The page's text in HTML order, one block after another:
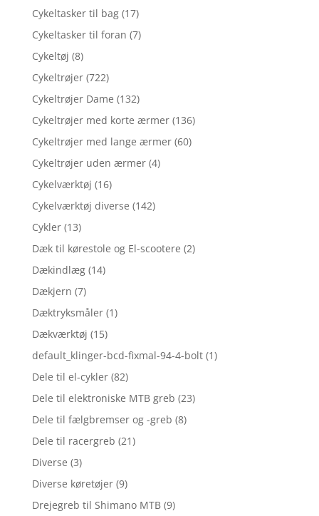
Cykeltasker til bag (17)
Cykeltasker til foran (7)
Cykeltøj (8)
Cykeltrøjer (722)
Cykeltrøjer Dame (132)
Cykeltrøjer med korte ærmer (136)
Cykeltrøjer med lange ærmer (60)
Cykeltrøjer uden ærmer (4)
Cykelværktøj (16)
Cykelværktøj diverse (142)
Cykler (13)
Dæk til kørestole og El-scootere (2)
Dækindlæg (14)
Dækjern (7)
Dæktryksmåler (1)
Dækværktøj (15)
default_klinger-bcd-fixmal-94-4-bolt (1)
Dele til el-cykler (82)
Dele til elektroniske MTB greb (23)
Dele til fælgbremser og -greb (8)
Dele til racergreb (21)
Diverse (3)
Diverse køretøjer (9)
Drejegreb til Shimano MTB (9)